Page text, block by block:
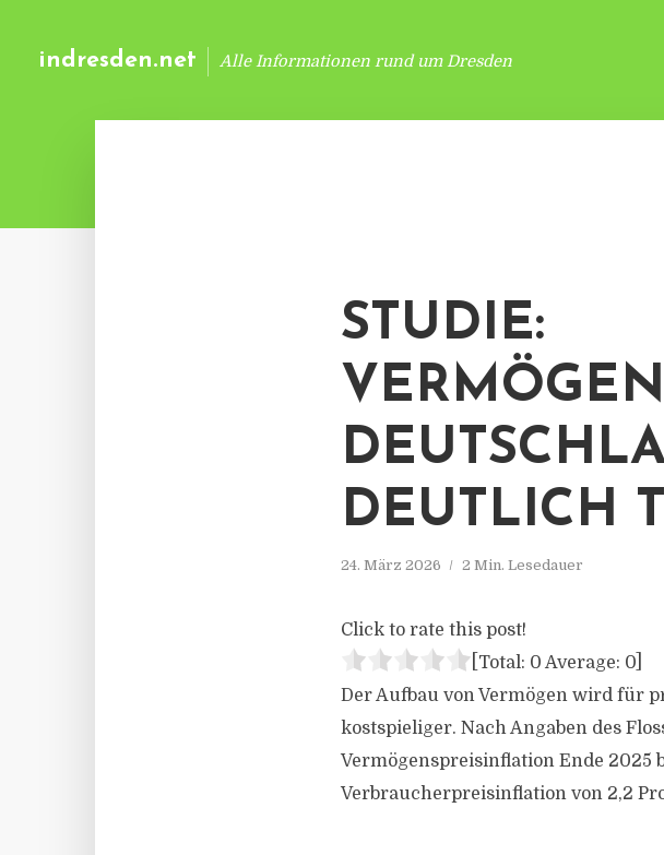
indresden.net Alle Informationen rund um Dresden
STUDIE:
DEUTLICH
24. März 2026 2 Min. Lesedauer
Click to rate this post!
[Total: 0 Average: 0
Der Aufbau von Vermögen wird für
kostspieliger. Nach Angaben des
Vermögenspreisinflation Ende 2025
Verbraucherpreisinflation von 2,2